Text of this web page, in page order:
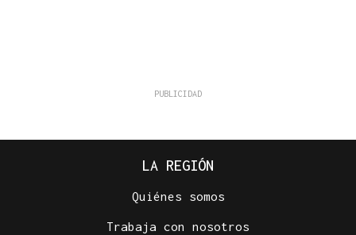
LA REGIÓN
Quiénes somos
Trabaja con nosotros